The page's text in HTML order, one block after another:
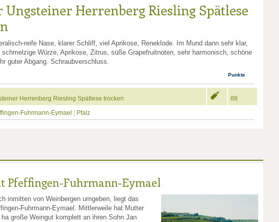
Ungsteiner Herrenberg Riesling Spätlese
reife Nase, klarer Schliff, viel Aprikose, Reneklode. Im Mund dann sehr klar,
schmelzige Würze, Aprikose, Zitrus, süße Grapefruitnoten, sehr harmonisch, schöne
guter Abgang. Schraubverschluss.
Punkte
Herrenberg Riesling Spätlese trocken
88
Fuhrmann-Eymael
Pfalz
Pfeffingen-Fuhrmann-Eymael
inmitten von Weinbergen umgeben, liegt das
Fuhrmann-Eymael. Mittlerweile hat Mutter
ha große Weingut komplett an ihren Sohn Jan